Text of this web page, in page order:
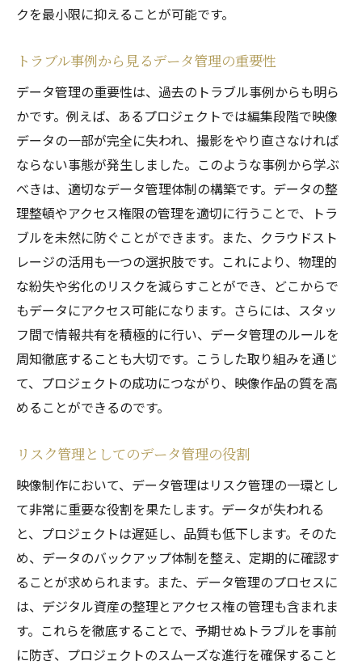
クを最小限に抑えることが可能です。
トラブル事例から見るデータ管理の重要性
データ管理の重要性は、過去のトラブル事例からも明ら
かです。例えば、あるプロジェクトでは編集段階で映像
データの一部が完全に失われ、撮影をやり直さなければ
ならない事態が発生しました。このような事例から学ぶ
べきは、適切なデータ管理体制の構築です。データの整
理整頓やアクセス権限の管理を適切に行うことで、トラ
ブルを未然に防ぐことができます。また、クラウドスト
レージの活用も一つの選択肢です。これにより、物理的
な紛失や劣化のリスクを減らすことができ、どこからで
もデータにアクセス可能になります。さらには、スタッ
フ間で情報共有を積極的に行い、データ管理のルールを
周知徹底することも大切です。こうした取り組みを通じ
て、プロジェクトの成功につながり、映像作品の質を高
めることができるのです。
リスク管理としてのデータ管理の役割
映像制作において、データ管理はリスク管理の一環とし
て非常に重要な役割を果たします。データが失われる
と、プロジェクトは遅延し、品質も低下します。そのた
め、データのバックアップ体制を整え、定期的に確認す
ることが求められます。また、データ管理のプロセスに
は、デジタル資産の整理とアクセス権の管理も含まれま
す。これらを徹底することで、予期せぬトラブルを事前
に防ぎ、プロジェクトのスムーズな進行を確保すること